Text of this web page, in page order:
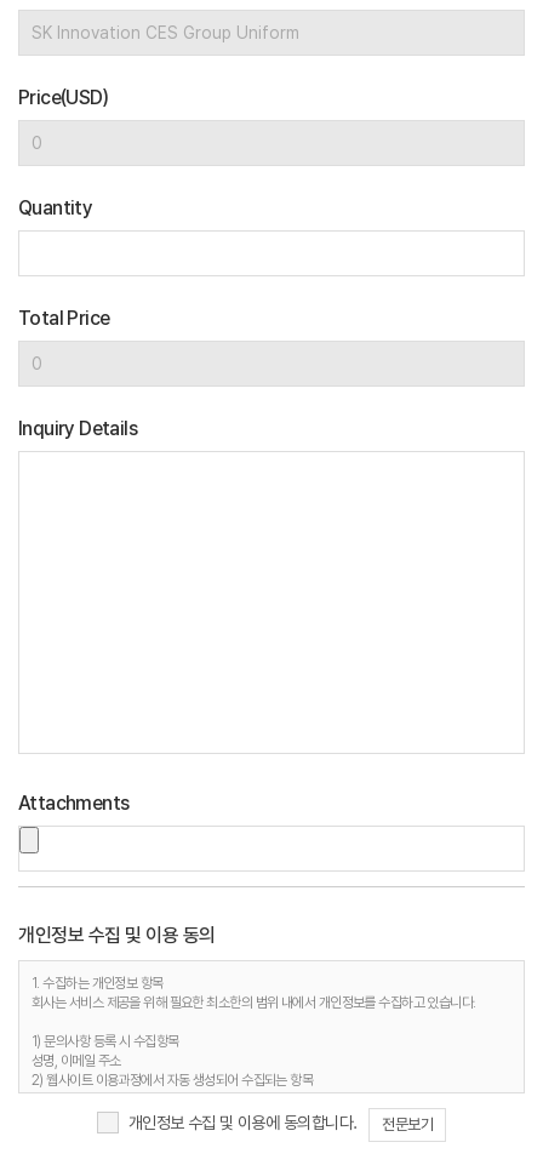
Price(USD)
Quantity
Total Price
Inquiry Details
Attachments
개인정보 수집 및 이용 동의
1. 수집하는 개인정보 항목
회사는 서비스 제공을 위해 필요한 최소한의 범위 내에서 개인정보를 수집하고 있습니다.
1) 문의사항 등록 시 수집항목
성명, 이메일 주소
2) 웹사이트 이용과정에서 자동 생성되어 수집되는 항목
2. 개인정보 수집 목적
개인정보 수집 및 이용에 동의합니다. 전문보기